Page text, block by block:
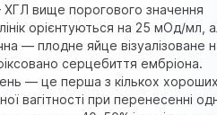
ХГЛ вище порогового значення
орієнтуються на 25 мОд/мл,
— плодне яйце візуалізоване
серцебиття ембріона.
— це перша з кількох
вагітності при перенесенні